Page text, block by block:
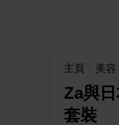
主頁 美容
Za與
套裝